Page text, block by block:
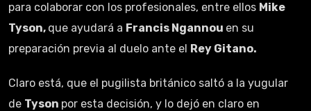
para colaborar con los profesionales, entre ellos Mike
Tyson, que ayudará a Francis Ngannou en su
preparación previa al duelo ante el Rey Gitano.
Claro está, que el pugilista británico saltó a la yugular
de Tyson por esta decisión, y lo dejó en claro en